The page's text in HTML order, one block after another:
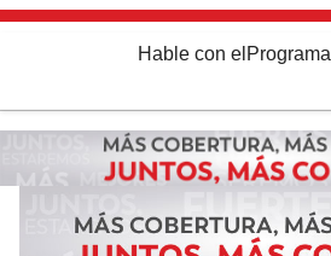
Hable con el Programa